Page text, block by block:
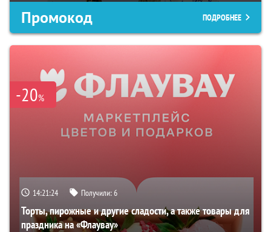
Промокод ПОДРОБНЕЕ
-20%
14:21:23 Получили:6
Торты, пирожные и другие сладости, а также товары для
праздника на «Флаувау»